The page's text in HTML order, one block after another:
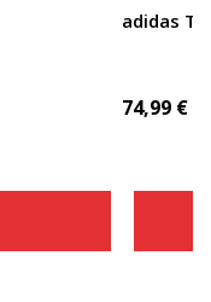
adidas TT
74,99 €